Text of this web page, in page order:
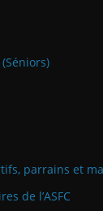
parrains et
de l’ASFC